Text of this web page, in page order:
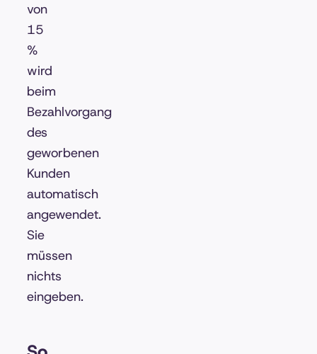
von
15
%
wird
beim
Bezahlvorgang
des
geworbenen
Kunden
automatisch
angewendet.
Sie
müssen
nichts
eingeben.